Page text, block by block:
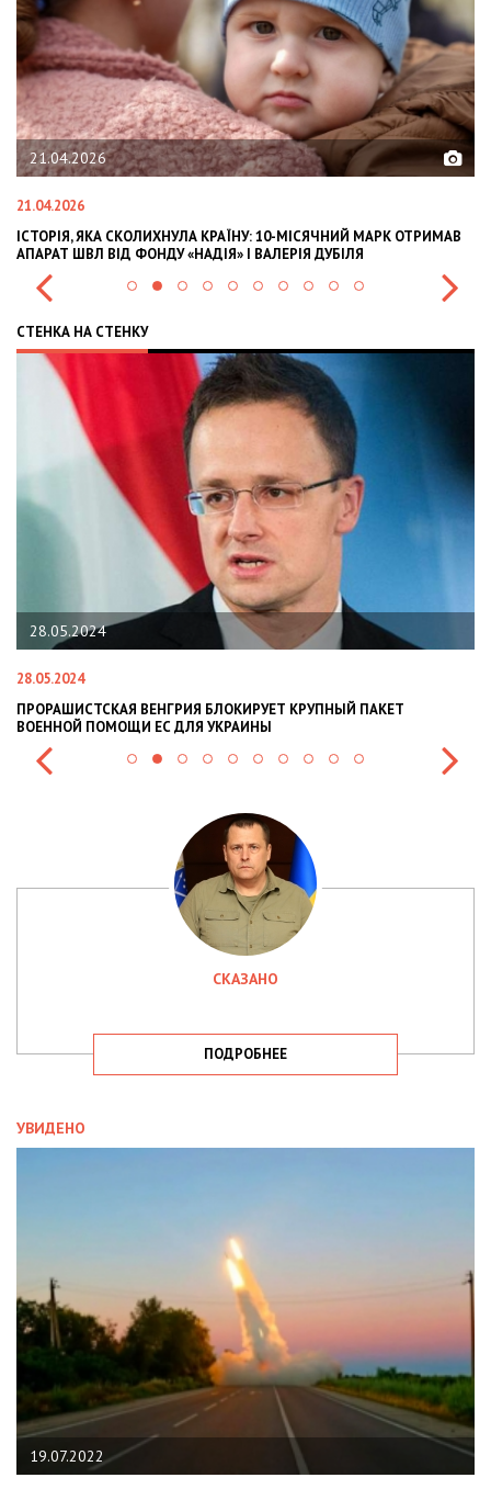
21.04.2026
21.04.2026
ІСТОРІЯ, ЯКА СКОЛИХНУЛА КРАЇНУ: 10-МІСЯЧНИЙ МАРК ОТРИМАВ
АПАРАТ ШВЛ ВІД ФОНДУ «НАДІЯ» І ВАЛЕРІЯ ДУБІЛЯ
СТЕНКА НА СТЕНКУ
28.05.2024
28.05.2024
ПРОРАШИСТСКАЯ ВЕНГРИЯ БЛОКИРУЕТ КРУПНЫЙ ПАКЕТ
ВОЕННОЙ ПОМОЩИ ЕС ДЛЯ УКРАИНЫ
СКАЗАНО
ПОДРОБНЕЕ
УВИДЕНО
19.07.2022